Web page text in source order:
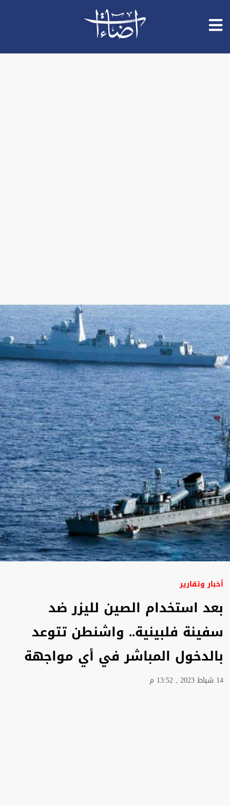
أخبار وتقارير
بعد استخدام الصين لليزر ضد
سفينة فلبينية.. واشنطن تتوعد
بالدخول المباشر في أي مواجهة
14 شباط 2023 , 13:52 م